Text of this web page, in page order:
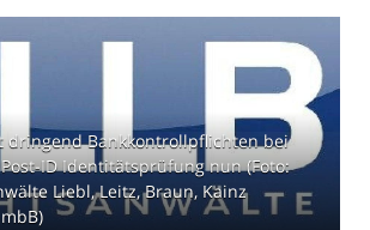
dringend Bankkontrollpflichten bei
ID Identitätsprüfung nun (Foto:
Liebl, Leitz, Braun, Kainz